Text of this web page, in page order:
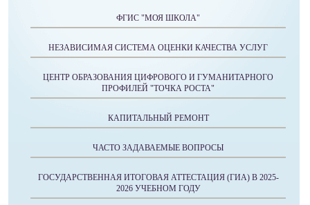
ФГИС "МОЯ ШКОЛА"
НЕЗАВИСИМАЯ СИСТЕМА ОЦЕНКИ КАЧЕСТВА УСЛУГ
ЦЕНТР ОБРАЗОВАНИЯ ЦИФРОВОГО И ГУМАНИТАРНОГО
ПРОФИЛЕЙ "ТОЧКА РОСТА"
КАПИТАЛЬНЫЙ РЕМОНТ
ЧАСТО ЗАДАВАЕМЫЕ ВОПРОСЫ
ГОСУДАРСТВЕННАЯ ИТОГОВАЯ АТТЕСТАЦИЯ (ГИА) В 2025-
2026 УЧЕБНОМ ГОДУ